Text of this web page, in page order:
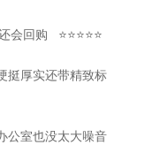
会回购 ⭐⭐⭐⭐⭐
挺厚实还带精致标
公室也没太大噪音